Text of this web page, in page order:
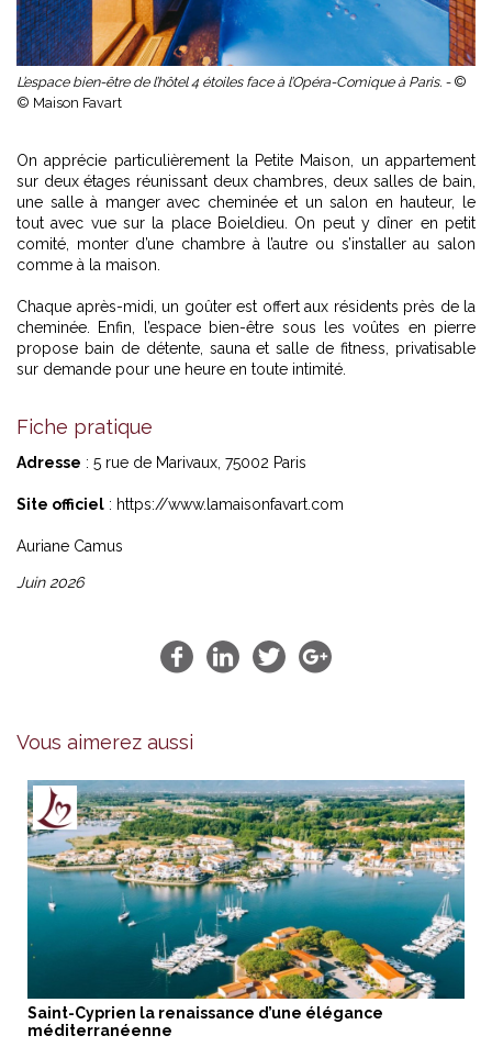
L’espace bien-être de l’hôtel 4 étoiles face à l’Opéra-Comique à Paris. - ©
© Maison Favart
On apprécie particulièrement la Petite Maison, un appartement
sur deux étages réunissant deux chambres, deux salles de bain,
une salle à manger avec cheminée et un salon en hauteur, le
tout avec vue sur la place Boieldieu. On peut y dîner en petit
comité, monter d’une chambre à l’autre ou s’installer au salon
comme à la maison.
Chaque après-midi, un goûter est offert aux résidents près de la
cheminée. Enfin, l’espace bien-être sous les voûtes en pierre
propose bain de détente, sauna et salle de fitness, privatisable
sur demande pour une heure en toute intimité.
Fiche pratique
Adresse : 5 rue de Marivaux, 75002 Paris
Site officiel : https://www.lamaisonfavart.com
Auriane Camus
Juin 2026
Vous aimerez aussi
Saint-Cyprien la renaissance d’une élégance
méditerranéenne